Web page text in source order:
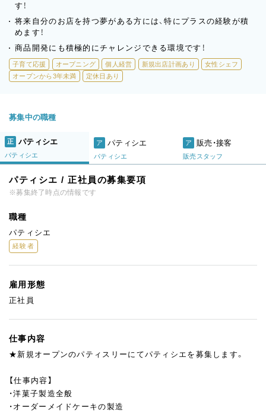
す！
将来自分のお店を持つ夢がある方には、特にプラスの経験が積
めます！
商品開発にも積極的にチャレンジできる環境です！
子育て応援 オープニング 個人経営 新規出店計画あり
女性シェフ
オープンから3年未満
定休日あり
募集中の職種
正 パティシエ
パティシエ
ア パティシエ
パティシエ
ア 販売・接客
販売スタッフ
パティシエ / 正社員の募集要項
※募集終了時点の情報です
職種
パティシエ
経験者
雇用形態
正社員
仕事内容
★新規オープンのパティスリーにてパティシエを募集します。
【仕事内容】
・洋菓子製造全般
・オーダーメイドケーキの製造